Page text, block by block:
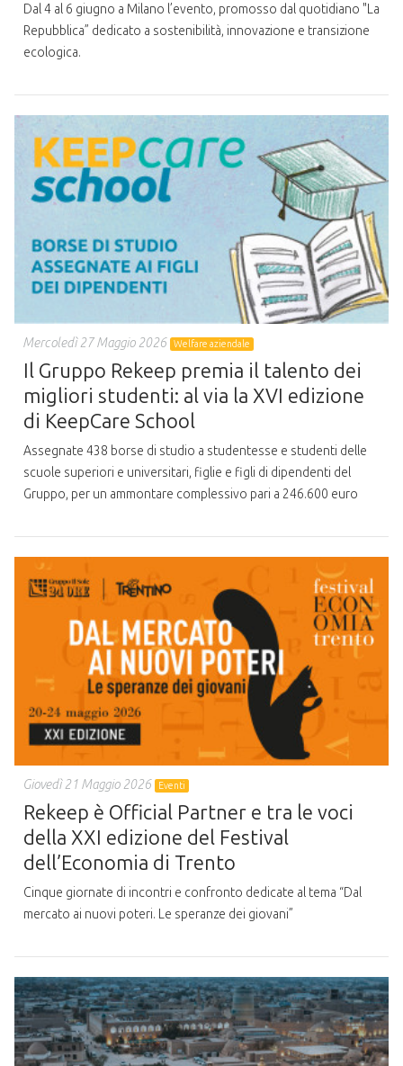
Dal 4 al 6 giugno a Milano l’evento, promosso dal quotidiano "La
Repubblica” dedicato a sostenibilità, innovazione e transizione
ecologica.
Mercoledì 27 Maggio 2026 Welfare aziendale
Il Gruppo Rekeep premia il talento dei
migliori studenti: al via la XVI edizione
di KeepCare School
Assegnate 438 borse di studio a studentesse e studenti delle
scuole superiori e universitari, figlie e figli di dipendenti del
Gruppo, per un ammontare complessivo pari a 246.600 euro
Giovedì 21 Maggio 2026 Eventi
Rekeep è Official Partner e tra le voci
della XXI edizione del Festival
dell’Economia di Trento
Cinque giornate di incontri e confronto dedicate al tema “Dal
mercato ai nuovi poteri. Le speranze dei giovani”